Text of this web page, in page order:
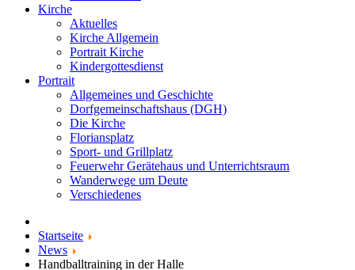
Kirche
Aktuelles
Kirche Allgemein
Portrait Kirche
Kindergottesdienst
Portrait
Allgemeines und Geschichte
Dorfgemeinschaftshaus (DGH)
Die Kirche
Floriansplatz
Sport- und Grillplatz
Feuerwehr Gerätehaus und Unterrichtsraum
Wanderwege um Deute
Verschiedenes
Startseite
News
Handballtraining in der Halle